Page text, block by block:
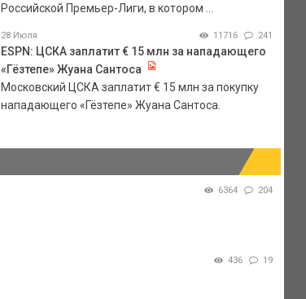
Российской Премьер-Лиги, в котором ...
28 Июля 11716 241
ESPN: ЦСКА заплатит € 15 млн за нападающего
«Гёзтепе» Жуана Сантоса
Московский ЦСКА заплатит € 15 млн за покупку
нападающего «Гёзтепе» Жуана Сантоса.
6364 204
436 19